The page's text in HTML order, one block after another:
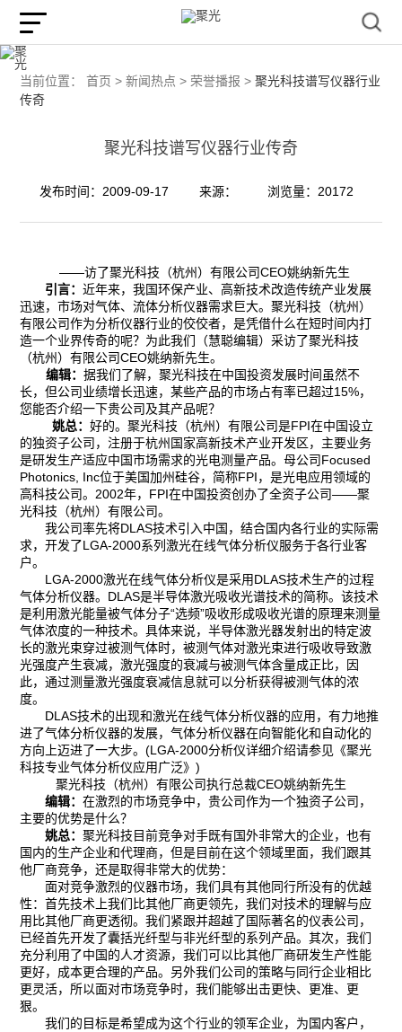
当前位置： 首页 > 新闻热点 > 荣誉播报 > 聚光科技谱写仪器行业
传奇
聚光科技谱写仪器行业传奇
发布时间：2009-09-17 来源： 浏览量：20172
——访了聚光科技（杭州）有限公司CEO姚纳新先生
引言：近年来，我国环保产业、高新技术改造传统产业发展
迅速，市场对气体、流体分析仪器需求巨大。聚光科技（杭州）
有限公司作为分析仪器行业的佼佼者，是凭借什么在短时间内打
造一个业界传奇的呢？为此我们（慧聪编辑）采访了聚光科技
（杭州）有限公司CEO姚纳新先生。
编辑： 据我们了解，聚光科技在中国投资发展时间虽然不
长，但公司业绩增长迅速，某些产品的市场占有率已超过15%，
您能否介绍一下贵公司及其产品呢？
姚总：好的。聚光科技（杭州）有限公司是FPI在中国设立
的独资子公司，注册于杭州国家高新技术产业开发区，主要业务
是研发生产适应中国市场需求的光电测量产品。母公司Focused
Photonics, Inc位于美国加州硅谷，简称FPI，是光电应用领域的
高科技公司。2002年，FPI在中国投资创办了全资子公司——聚
光科技（杭州）有限公司。
我公司率先将DLAS技术引入中国，结合国内各行业的实际需
求，开发了LGA-2000系列激光在线气体分析仪服务于各行业客
户。
LGA-2000激光在线气体分析仪是采用DLAS技术生产的过程
气体分析仪器。DLAS是半导体激光吸收光谱技术的简称。该技术
是利用激光能量被气体分子“选频”吸收形成吸收光谱的原理来测量
气体浓度的一种技术。具体来说，半导体激光器发射出的特定波
长的激光束穿过被测气体时，被测气体对激光束进行吸收导致激
光强度产生衰减，激光强度的衰减与被测气体含量成正比，因
此，通过测量激光强度衰减信息就可以分析获得被测气体的浓
度。
DLAS技术的出现和激光在线气体分析仪器的应用，有力地推
进了气体分析仪器的发展，气体分析仪器在向智能化和自动化的
方向上迈进了一大步。(LGA-2000分析仪详细介绍请参见《聚光
科技专业气体分析仪应用广泛》)
聚光科技（杭州）有限公司执行总裁CEO姚纳新先生
编辑：在激烈的市场竞争中，贵公司作为一个独资子公司，
主要的优势是什么？
姚总：聚光科技目前竞争对手既有国外非常大的企业，也有
国内的生产企业和代理商，但是目前在这个领域里面，我们跟其
他厂商竞争，还是取得非常大的优势：
面对竞争激烈的仪器市场，我们具有其他同行所没有的优越
性：首先技术上我们比其他厂商更领先，我们对技术的理解与应
用比其他厂商更透彻。我们紧跟并超越了国际著名的仪表公司，
已经首先开发了囊括光纤型与非光纤型的系列产品。其次，我们
充分利用了中国的人才资源，我们可以比其他厂商研发生产性能
更好，成本更合理的产品。另外我们公司的策略与同行企业相比
更灵活，所以面对市场竞争时，我们能够出击更快、更准、更
狠。
我们的目标是希望成为这个行业的领军企业，为国内客户，